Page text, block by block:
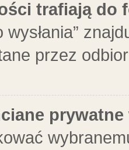
trafiają do
wysłania”
przez